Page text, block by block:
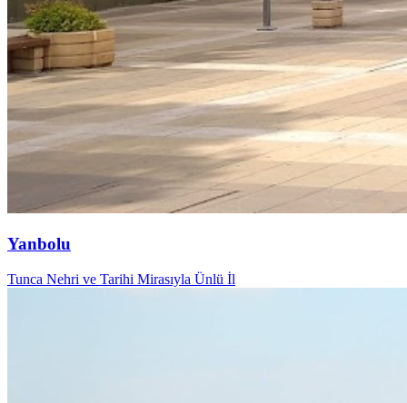
Yanbolu
Tunca Nehri ve Tarihi Mirasıyla Ünlü İl